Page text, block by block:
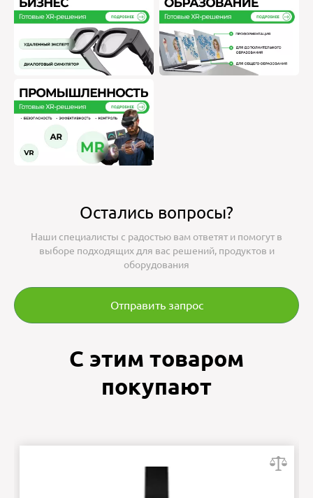
Остались вопросы?
Наши специалисты с радостью вам ответят и помогут в
выборе подходящих для вас решений, продуктов и
оборудования
Отправить запрос
С этим товаром
покупают